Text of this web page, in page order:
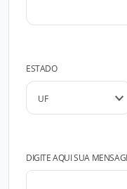
ESTADO
DIGITE AQUI SUA